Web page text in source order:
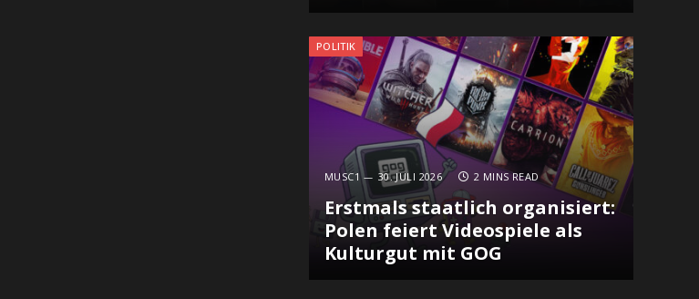
POLITIK
MUSC1 30. JULI 2026 2 MINS READ
Erstmals staatlich organisiert:
Polen feiert Videospiele als
Kulturgut mit GOG